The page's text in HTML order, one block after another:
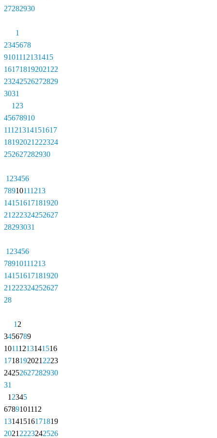
27282930
1
2345678
9101112131415
161718192021 22
23242526272829
3031
1 23
45678910
11121314151617
18192021 222324
252627282930
1 23456
78910111213
14151617181920
21 222324252627
28293031
1 23456
78910111213
14151617181920
21 222324252627
28
1 2
3456789
10111213141516
1718192021 2223
24252627282930
31
1 2345
6789101112
13141516171819
2021 2223242526